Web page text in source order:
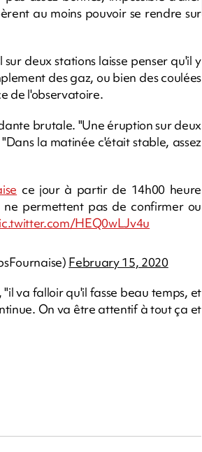
au moins pouvoir se rendre sur
deux stations laisse penser qu'il y
des gaz, ou bien des coulées
de l'observatoire.
brutale. "Une éruption sur deux
la matinée c'était stable, assez
ce jour à partir de 14h00 heure
ne permettent pas de confirmer ou
HEQ0wLJv4u
February 15, 2020
va falloir qu'il fasse beau temps, et
On va être attentif à tout ça et